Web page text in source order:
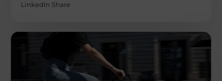
LinkedIn Share